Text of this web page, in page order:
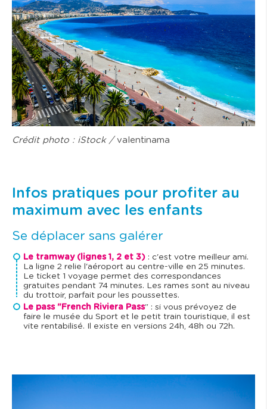
Crédit photo : iStock / valentinama
Infos pratiques pour profiter au
maximum avec les enfants
Se déplacer sans galérer
Le tramway (lignes 1, 2 et 3) : c'est votre meilleur ami.
La ligne 2 relie l'aéroport au centre-ville en 25 minutes.
Le ticket 1 voyage permet des correspondances
gratuites pendant 74 minutes. Les rames sont au niveau
du trottoir, parfait pour les poussettes.
Le pass "French Riviera Pass" : si vous prévoyez de
faire le musée du Sport et le petit train touristique, il est
vite rentabilisé. Il existe en versions 24h, 48h ou 72h.